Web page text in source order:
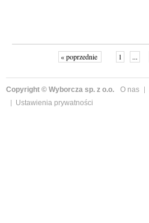
« poprzednie 1 ...
Copyright © Wyborcza sp. z o.o. O nas
Ustawienia prywatności